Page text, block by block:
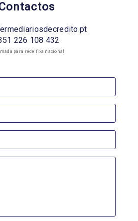
226 108 432
para rede fixa nacional